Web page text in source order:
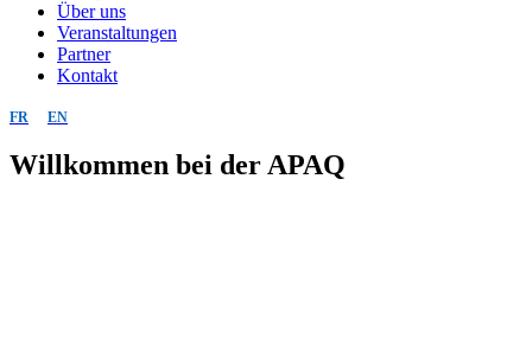
Über uns
Veranstaltungen
Partner
Kontakt
FR EN
Willkommen bei der APAQ